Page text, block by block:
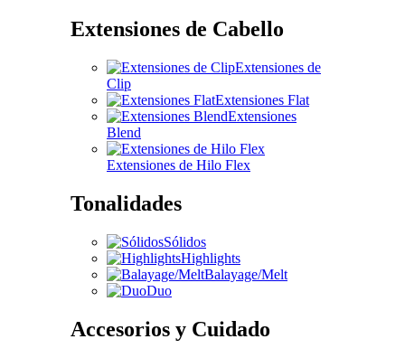
Extensiones de Cabello
Extensiones de
Clip
Extensiones Flat
Extensiones
Blend
Extensiones de Hilo Flex
Tonalidades
Sólidos
Highlights
Balayage/Melt
Duo
Accesorios y Cuidado